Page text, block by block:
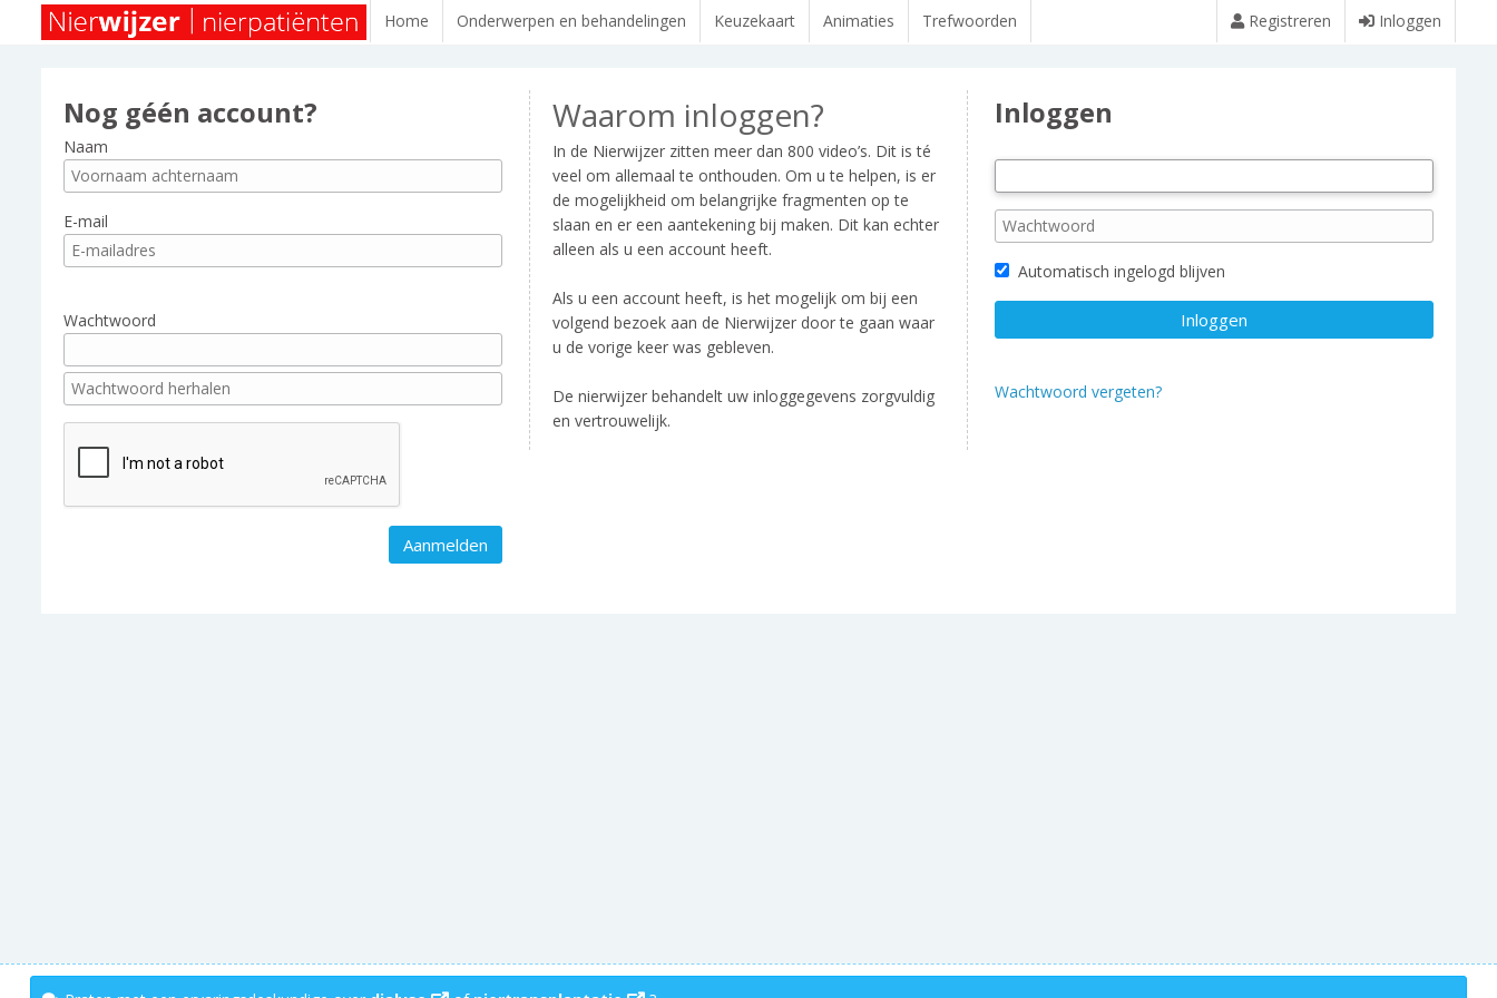
Home Onderwerpen en behandelingen Keuzekaart Animaties Trefwoorden Registreren Inloggen
Nog géén account?
Naam
E-mail
Wachtwoord
Waarom inloggen?
In de Nierwijzer zitten meer dan 800 video’s. Dit is té
veel om allemaal te onthouden. Om u te helpen, is er
de mogelijkheid om belangrijke fragmenten op te
slaan en er een aantekening bij maken. Dit kan echter
alleen als u een account heeft.
Als u een account heeft, is het mogelijk om bij een
volgend bezoek aan de Nierwijzer door te gaan waar
u de vorige keer was gebleven.
De nierwijzer behandelt uw inloggegevens zorgvuldig
en vertrouwelijk.
Inloggen
Automatisch ingelogd blijven
Wachtwoord vergeten?